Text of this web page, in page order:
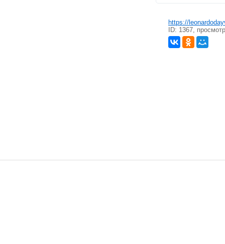
https://
ID: 1367,